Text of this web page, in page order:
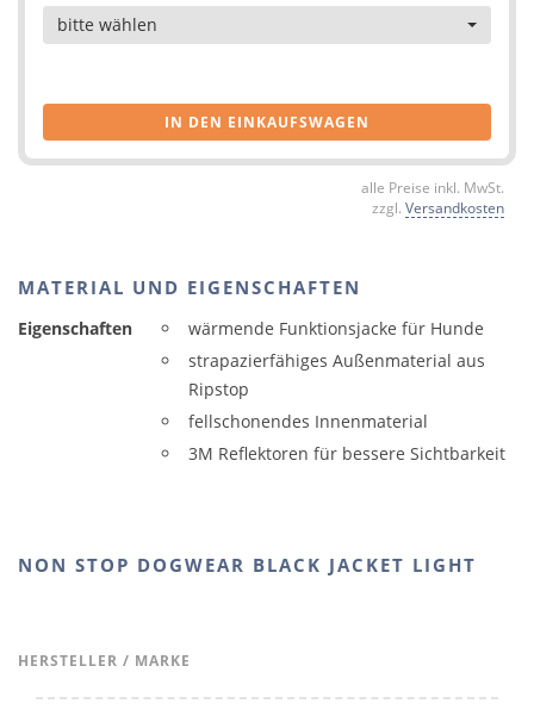
Artikel
bitte wählen
IN DEN EINKAUFSWAGEN
alle Preise inkl. MwSt.
zzgl. Versandkosten
MATERIAL UND EIGENSCHAFTEN
Eigenschaften
wärmende Funktionsjacke für Hunde
strapazierfähiges Außenmaterial aus
Ripstop
fellschonendes Innenmaterial
3M Reflektoren für bessere Sichtbarkeit
NON STOP DOGWEAR BLACK JACKET LIGHT
HERSTELLER / MARKE